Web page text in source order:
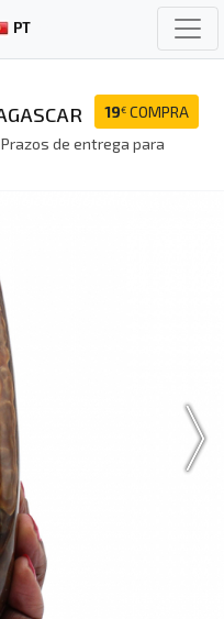
PT
19€ COMPRA
Prazos de entrega para